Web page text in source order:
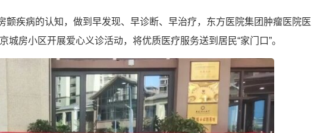
颤疾病的认知，做到早发现、早诊断、早治疗，东方医院集团肿瘤医院医
房小区开展爱心义诊活动，将优质医疗服务送到居民“家门口”。